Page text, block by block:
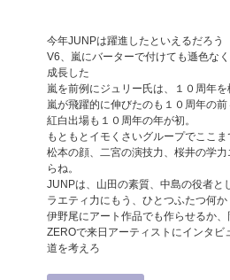
今年JUNPは躍進したといえるだろう
V6、嵐にバーターで付けても遜色な
成長した
嵐を前例にジュリー氏は、１０周年を
嵐が飛躍的に伸びたのも１０周年の前
紅白出場も１０周年の年が初。
もともとイモくさいグループでここま
松本の顔、二宮の演技力、桜井の学
らね。
JUNPは、山田の素質、中島の役者と
ラエティ力にもう、ひとつふたつ何か
伊野尾にアート作品でも作らせるか
ZEROで来日アーティストにインタ
道を考えろ